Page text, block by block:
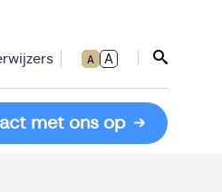
A A
met ons op